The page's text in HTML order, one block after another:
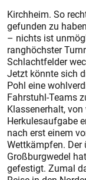
Kirchheim. So
gefunden zu
– nichts ist
ranghöchster
Schlachtfelder
Jetzt könnte sich
Pohl eine
Fahrstuhl-Teams
Klassenerhalt,
Herkulesaufgabe
nach erst einem
Wettkämpfen. Der
Großburgwedel
gefestigt. Zumal